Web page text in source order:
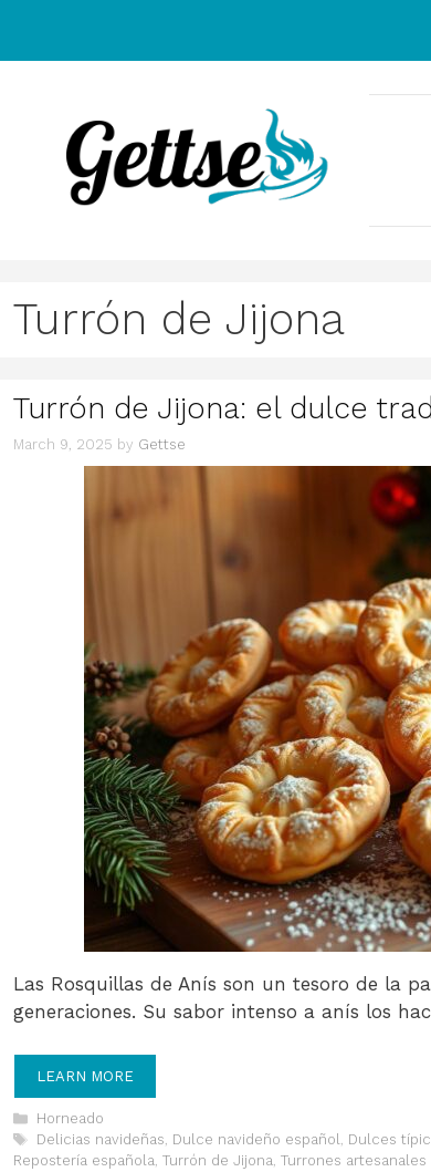
content
Turrón de Jijona
Turrón de Jijona: el dulce
March 9, 2025 by Gettse
Las Rosquillas de Anís son un tesoro de la
generaciones. Su sabor intenso a anís los
LEARN MORE
Categories
Horneado
Tags
Delicias navideñas, Dulce navideño español, Dulces
Repostería española, Turrón de Jijona, Turrones artesanales